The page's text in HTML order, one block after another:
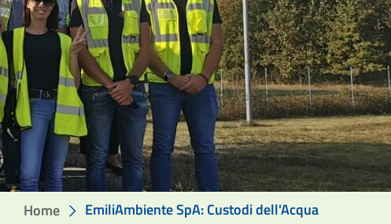
Home EmiliAmbiente SpA: Custodi dell'Acqua